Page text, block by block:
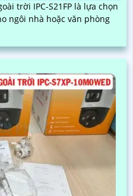
trời IPC-S21FP là lựa chọn
ngôi nhà hoặc văn phòng